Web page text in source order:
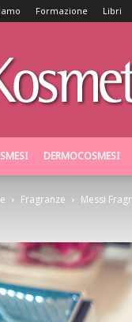
Formazione Libri
DERMOCOSMESI
Fragranze Messi